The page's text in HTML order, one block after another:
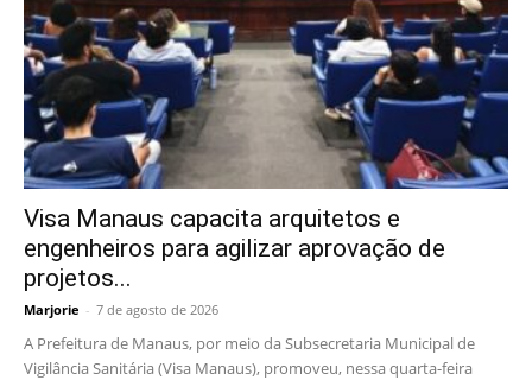
Visa Manaus capacita arquitetos e
engenheiros para agilizar aprovação de
projetos...
Marjorie - 7 de agosto de 2026
A Prefeitura de Manaus, por meio da Subsecretaria Municipal de
Vigilância Sanitária (Visa Manaus), promoveu, nessa quarta-feira